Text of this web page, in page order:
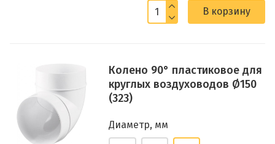
В корзину
Колено 90° пластиковое для
круглых воздуховодов Ø150
(323)
Диаметр, мм